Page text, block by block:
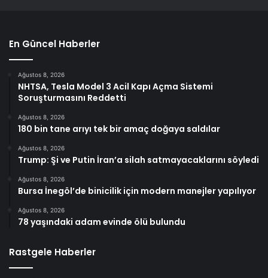
En Güncel Haberler
Ağustos 8, 2026
NHTSA, Tesla Model 3 Acil Kapı Açma Sistemi
Soruşturmasını Reddetti
Ağustos 8, 2026
180 bin tane arıyı tek bir amaç doğaya saldılar
Ağustos 8, 2026
Trump: Şi ve Putin İran’a silah satmayacaklarını söyledi
Ağustos 8, 2026
Bursa İnegöl’de binicilik için modern manejler yapılıyor
Ağustos 8, 2026
78 yaşındaki adam evinde ölü bulundu
Rastgele Haberler